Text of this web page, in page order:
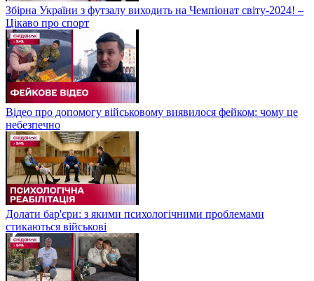
Збірна України з футзалу виходить на Чемпіонат світу-2024! –
Цікаво про спорт
Відео про допомогу військовому виявилося фейком: чому це
небезпечно
Долати бар'єри: з якими психологічними проблемами
стикаються військові